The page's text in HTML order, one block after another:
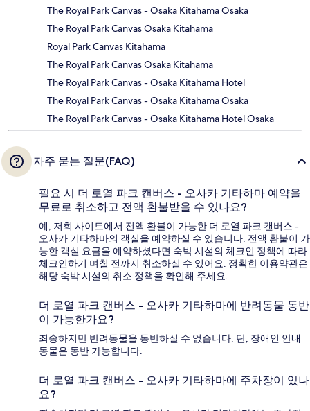
The Royal Park Canvas - Osaka Kitahama Osaka
The Royal Park Canvas Osaka Kitahama
Royal Park Canvas Kitahama
The Royal Park Canvas Osaka Kitahama
The Royal Park Canvas - Osaka Kitahama Hotel
The Royal Park Canvas - Osaka Kitahama Osaka
The Royal Park Canvas - Osaka Kitahama Hotel Osaka
자주 묻는 질문(FAQ)
필요 시 더 로열 파크 캔버스 - 오사카 기타하마 예약을
무료로 취소하고 전액 환불받을 수 있나요?
예, 저희 사이트에서 전액 환불이 가능한 더 로열 파크 캔버스 -
오사카 기타하마의 객실을 예약하실 수 있습니다. 전액 환불이 가
능한 객실 요금을 예약하셨다면 숙박 시설의 체크인 정책에 따라
체크인하기 며칠 전까지 취소하실 수 있어요. 정확한 이용약관은
해당 숙박 시설의 취소 정책을 확인해 주세요.
더 로열 파크 캔버스 - 오사카 기타하마에 반려동물 동반
이 가능한가요?
죄송하지만 반려동물을 동반하실 수 없습니다. 단, 장애인 안내
동물은 동반 가능합니다.
더 로열 파크 캔버스 - 오사카 기타하마에 주차장이 있나
요?